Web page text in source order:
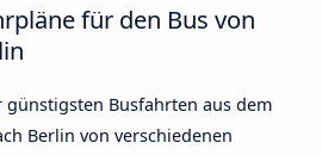
für den Bus von
günstigsten Busfahrten aus dem
Berlin von verschiedenen